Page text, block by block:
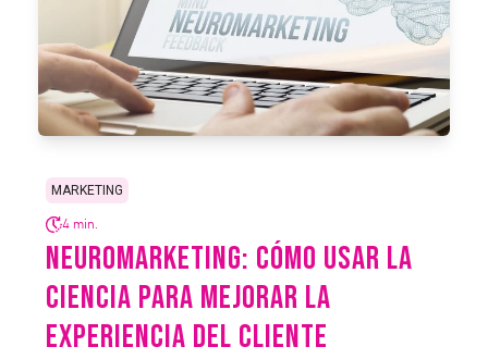
MARKETING
4 min.
NEUROMARKETING: CÓMO USAR LA
CIENCIA PARA MEJORAR LA
EXPERIENCIA DEL CLIENTE